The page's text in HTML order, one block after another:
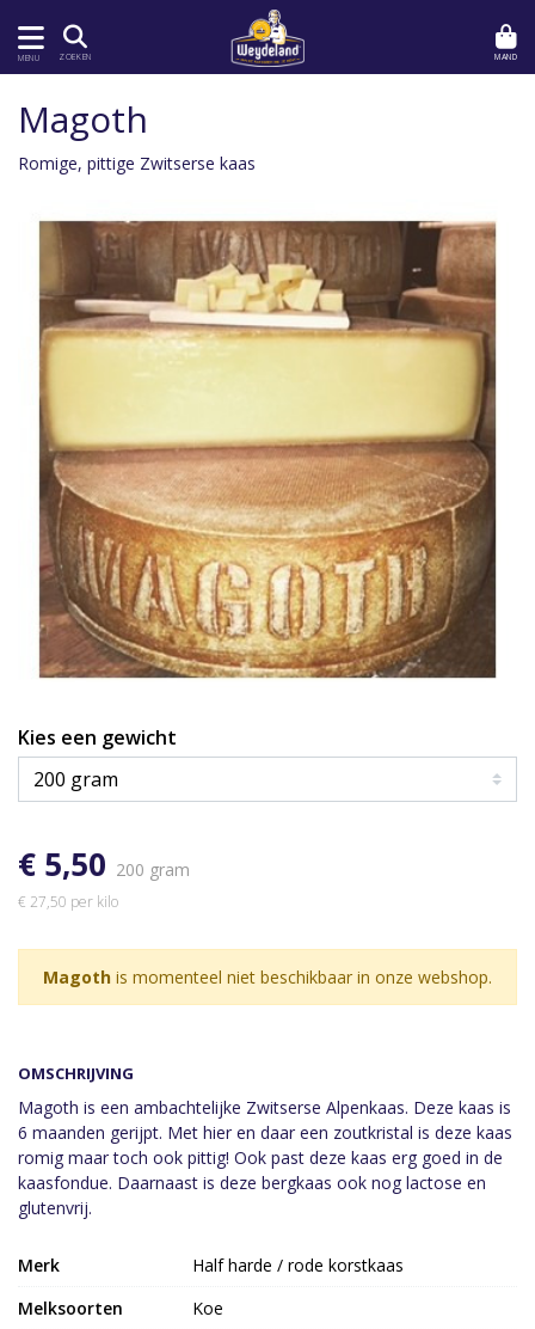
MENU ZOEKEN MAND
OMSCHRIJVING
Magoth is een ambachtelijke Zwitserse Alpenkaas. Deze kaas is
6 maanden gerijpt. Met hier en daar een zoutkristal is deze kaas
romig maar toch ook pittig! Ook past deze kaas erg goed in de
kaasfondue. Daarnaast is deze bergkaas ook nog lactose en
glutenvrij.
Magoth
Romige, pittige Zwitserse kaas
Kies een gewicht
€ 5,50 200 gram
€ 27,50 per kilo
Magoth is momenteel niet beschikbaar in onze webshop.
Merk
Half harde / rode korstkaas
Melksoorten
Koe